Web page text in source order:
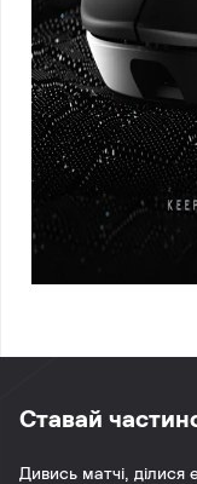
Ставай
Дивись матчі, ділися